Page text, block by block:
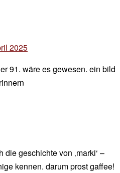
2025
chef
91. wäre es gewesen. ein bild
geschichte von ‚marki‘ –
kennen. darum prost gaffee!